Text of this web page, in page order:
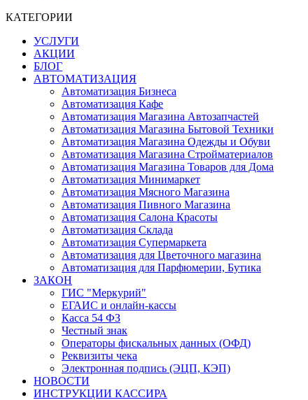
КАТЕГОРИИ
УСЛУГИ
АКЦИИ
БЛОГ
АВТОМАТИЗАЦИЯ
Автоматизация Бизнеса
Автоматизация Кафе
Автоматизация Магазина Автозапчастей
Автоматизация Магазина Бытовой Техники
Автоматизация Магазина Одежды и Обуви
Автоматизация Магазина Стройматериалов
Автоматизация Магазина Товаров для Дома
Автоматизация Минимаркет
Автоматизация Мясного Магазина
Автоматизация Пивного Магазина
Автоматизация Салона Красоты
Автоматизация Склада
Автоматизация Супермаркета
Автоматизация для Цветочного магазина
Автоматизация для Парфюмерии, Бутика
ЗАКОН
ГИС "Меркурий"
ЕГАИС и онлайн-кассы
Касса 54 ФЗ
Честный знак
Операторы фискальных данных (ОФД)
Реквизиты чека
Электронная подпись (ЭЦП, КЭП)
НОВОСТИ
ИНСТРУКЦИИ КАССИРА